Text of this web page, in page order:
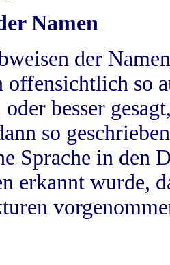
Namen
der
offensichtlich so
besser
so
Sprache in
erkannt wurde,